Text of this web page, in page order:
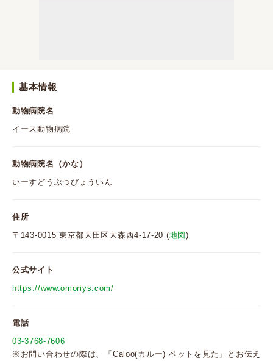
基本情報
動物病院名
イース動物病院
動物病院名（かな）
いーすどうぶつびょういん
住所
〒143-0015 東京都大田区大森西4-17-20 (地図)
公式サイト
https://www.omoriys.com/
電話
03-3768-7606
※お問い合わせの際は、「Caloo(カルー) ペットを見た」とお伝え